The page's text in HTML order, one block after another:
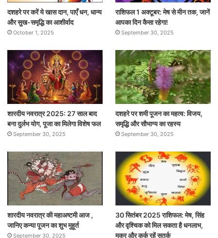
दशहरे पर करें ये खास दान, पाएँ धन, धान्य
और सुख-समृद्धि का आशीर्वाद
October 1, 2025
राशिफल 1 अक्टूबर: मेष से मीन तक, जानें
आपका दिन कैसा रहेगा!
September 30, 2025
शारदीय नवरात्र 2025: 27 साल बाद
बना दुर्लभ योग, पूजा का मिलेगा विशेष फल
September 30, 2025
दशहरे पर शमी पूजन का महत्व: विजय,
समृद्धि और सौभाग्य का रहस्य
September 30, 2025
शारदीय नवरात्र की महाअष्टमी आज ,
जानिए कन्या पूजन का शुभ मुहूर्त
September 30, 2025
30 सितंबर 2025 राशिफल: मेष, सिंह
और वृश्चिक को मिल सकता है धनलाभ,
मकर और कर्क रहें सतर्क